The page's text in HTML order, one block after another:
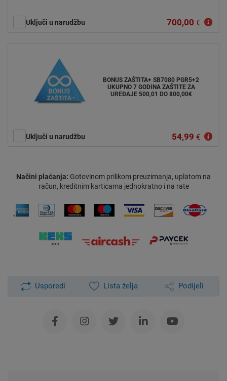
Uključi u narudžbu 700,00 €
BONUS ZAŠTITA+ SB7080 PGR5+2
UKUPNO 7 GODINA ZAŠTITE ZA
UREĐAJE 500,01 DO 800,00€
Uključi u narudžbu 54,99 €
Načini plaćanja: Gotovinom prilikom preuzimanja, uplatom na
račun, kreditnim karticama jednokratno i na rate
Usporedi Lista želja Podijeli